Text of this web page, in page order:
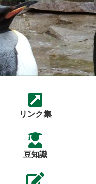
リンク集
豆知識